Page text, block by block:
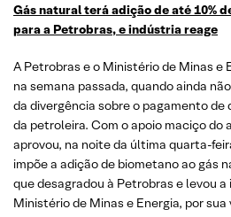
Gás natural terá adição de até 10%
para a Petrobras, e indústria reage
A Petrobras e o Ministério de Minas e
na semana passada, quando ainda
da divergência sobre o pagamento de
da petroleira. Com o apoio maciço do
aprovou, na noite da última quarta-
impõe a adição de biometano ao gás
que desagradou à Petrobras e levou
Ministério de Minas e Energia, por